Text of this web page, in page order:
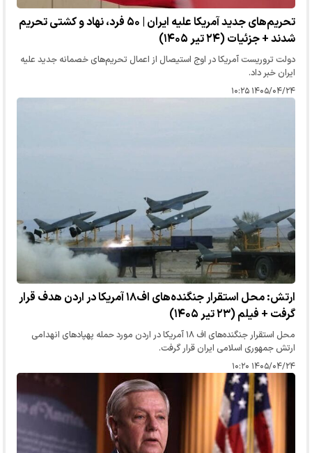
تحریم‌های جدید آمریکا علیه ایران | ۵۰ فرد، نهاد و کشتی تحریم
شدند + جزئیات (۲۴ تیر ۱۴۰۵)
دولت تروریست آمریکا در اوج استیصال از اعمال تحریم‌های خصمانه جدید علیه
ایران خبر داد.
۱۴۰۵/۰۴/۲۴ ۱۰:۲۵
ارتش: محل استقرار جنگنده‌های اف۱۸ آمریکا در اردن هدف قرار
گرفت + فیلم (۲۳ تیر ۱۴۰۵)
محل استقرار جنگنده‌های اف ۱۸ آمریکا در اردن مورد حمله پهپاد‌های انهدامی
ارتش جمهوری اسلامی ایران قرار گرفت.
۱۴۰۵/۰۴/۲۴ ۱۰:۲۰